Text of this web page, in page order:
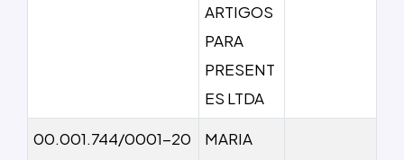
ARTIGOS
PARA
PRESENT
ES LTDA
00.001.744/0001-20
MARIA